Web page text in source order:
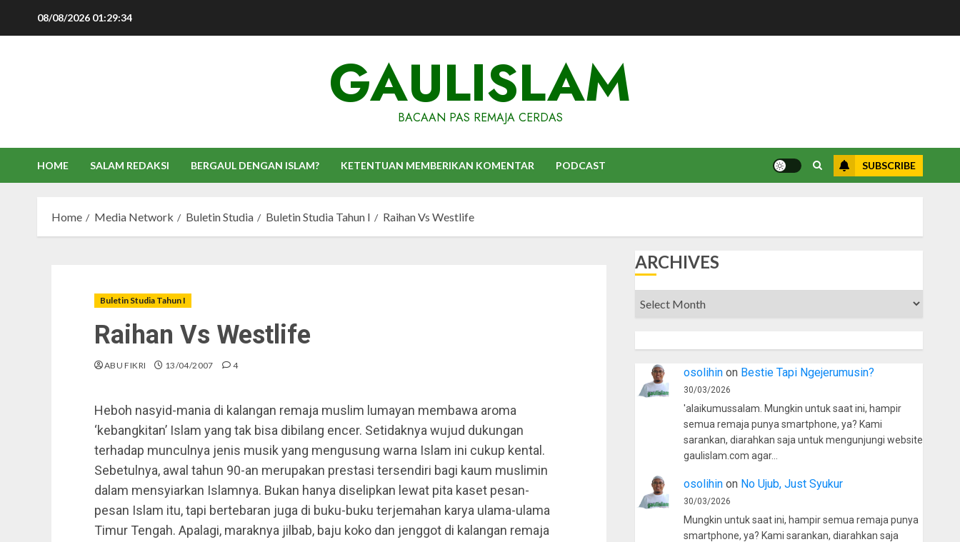
08/08/2026 01:29:35
GAULISLAM
BACAAN PAS REMAJA CERDAS
HOME SALAM REDAKSI BERGAUL DENGAN ISLAM? KETENTUAN MEMBERIKAN KOMENTAR PODCAST SUBSCRIBE
Home Media Network Buletin Studia Buletin Studia Tahun I Raihan Vs Westlife
Buletin Studia Tahun I
Raihan Vs Westlife
ABU FIKRI 13/04/2007 4
Heboh nasyid-mania di kalangan remaja muslim lumayan membawa aroma
‘kebangkitan’ Islam yang tak bisa dibilang encer. Setidaknya wujud dukungan
terhadap munculnya jenis musik yang mengusung warna Islam ini cukup kental.
Sebetulnya, awal tahun 90-an merupakan prestasi tersendiri bagi kaum muslimin
dalam mensyiarkan Islamnya. Bukan hanya diselipkan lewat pita kaset pesan-
pesan Islam itu, tapi bertebaran juga di buku-buku terjemahan karya ulama-ulama
Timur Tengah. Apalagi, maraknya jilbab, baju koko dan jenggot di kalangan remaja
ARCHIVES
Archives
osolihinon Bestie Tapi Ngejerumusin?
30/03/2026
'alaikumussalam. Mungkin untuk saat ini, hampir
semua remaja punya smartphone, ya? Kami
sarankan, diarahkan saja untuk mengunjungi website
gaulislam.com agar…
osolihinon No Ujub, Just Syukur
30/03/2026
Mungkin untuk saat ini, hampir semua remaja punya
smartphone, ya? Kami sarankan, diarahkan saja